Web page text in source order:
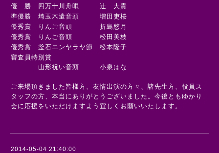
優 勝 四万十川舟唄 辻 大貴
準優勝 埼玉木遣音頭 増田吏桜
優秀賞 りんご音頭 折島悠月
優秀賞 りんご音頭 松田美枝
優秀賞 釜石エンヤラヤ節 松本隆子
審査員特別賞
山形祝い音頭 小泉はな
ご来場頂きました皆様方、友情出演の方々、諸先生方、役員ス
タッフの方、本当にありがとうございました。今後ともゆかり
会に応援をいただけますよう宜しくお願いいたします。
2014-05-04 21:40:00